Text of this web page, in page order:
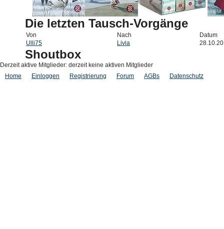
Die letzten Tausch-Vorgänge
Von Nach
Datum
Ulli75
Livia
Shoutbox
Derzeit aktive Mitglieder: derzeit keine aktiven Mitglieder
Home
Einloggen Registrierung Forum AGBs Datenschutz